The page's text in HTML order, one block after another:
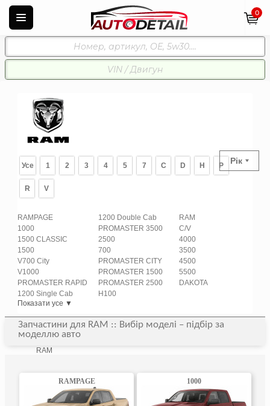
0
Усе 1 2 3 4 5 7 C D H P
R V
Рік
RAMPAGE
1000
1500 CLASSIC
1500
V700 City
V1000
PROMASTER RAPID
1200 Single Cab
1200 Double Cab
PROMASTER 3500
2500
700
PROMASTER CITY
PROMASTER 1500
PROMASTER 2500
H100
RAM
C/V
4000
3500
4500
5500
DAKOTA
Показати усе ▼
Запчастини для RAM :: Вибір моделі – підбір за
моделлю авто
RAM
RAMPAGE 1000